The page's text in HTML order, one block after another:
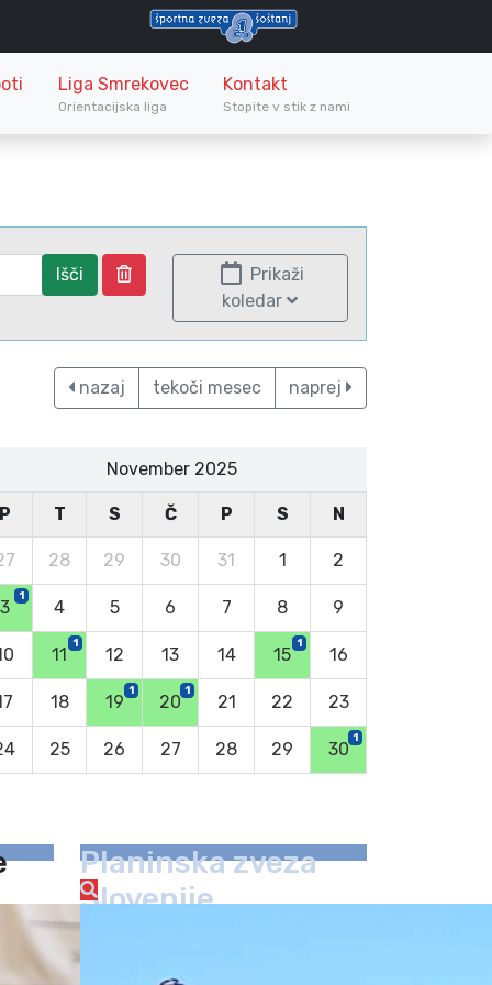
Liga Smrekovec
Orientacijska liga
Kontakt
Stopite v stik z nami
Išči
Prikaži
koledar
nazaj tekoči mesec naprej
November 2025
T S Č P S N
28 29 30 31 1 2
3
1
4 5 6 7 8 9
11
1
12 13 14 15
1
16
18 19
1
20
1
21 22 23
25 26 27 28 29 30
1
Planinska zveza
Slovenije